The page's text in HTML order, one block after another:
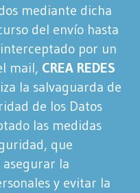
mediante dicha
del envío hasta
por un
mail, CREA REDES
la salvaguarda de
de los Datos
las medidas
que
la
y evitar la